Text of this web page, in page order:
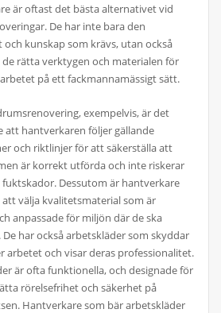
är oftast det bästa alternativet vid
De har inte bara den
och kunskap som krävs, utan också
rätta verktygen och materialen för
på ett fackmannamässigt sätt.
exempelvis, är det
att hantverkaren följer gällande
och riktlinjer för att säkerställa att
är korrekt utförda och inte riskerar
Dessutom är hantverkare
att välja kvalitetsmaterial som är
anpassade för miljön där de ska
De har också arbetskläder som skyddar
arbetet och visar deras professionalitet.
är ofta funktionella, och designade för
rörelsefrihet och säkerhet på
Hantverkare som bär arbetskläder